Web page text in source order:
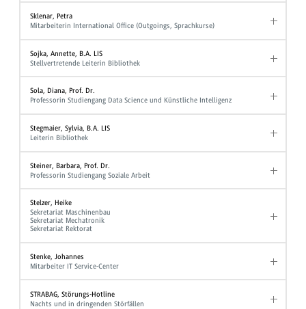
Sklenar, Petra
Mitarbeiterin International Office (Outgoings, Sprachkurse)
Sojka, Annette, B.A. LIS
Stellvertretende Leiterin Bibliothek
Sola, Diana, Prof. Dr.
Professorin Studiengang Data Science und Künstliche Intelligenz
Stegmaier, Sylvia, B.A. LIS
Leiterin Bibliothek
Steiner, Barbara, Prof. Dr.
Professorin Studiengang Soziale Arbeit
Stelzer, Heike
Sekretariat Maschinenbau
Sekretariat Mechatronik
Sekretariat Rektorat
Stenke, Johannes
Mitarbeiter IT Service-Center
STRABAG, Störungs-Hotline
Nachts und in dringenden Störfällen